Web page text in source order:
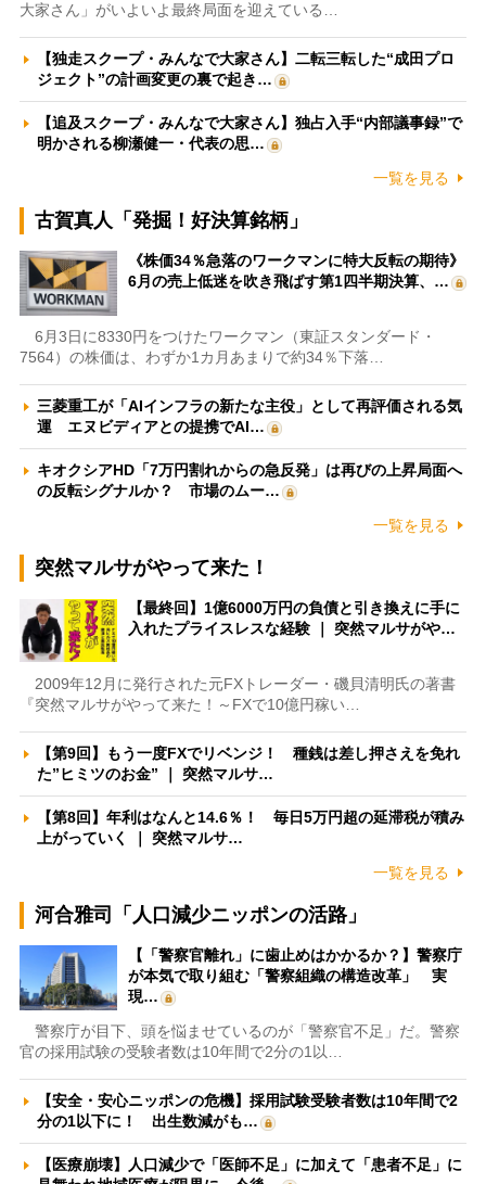
大家さん」がいよいよ最終局面を迎えている…
【独走スクープ・みんなで大家さん】二転三転した“成田プロ
ジェクト”の計画変更の裏で起き…
【追及スクープ・みんなで大家さん】独占入手“内部議事録”で
明かされる柳瀬健一・代表の思…
一覧を見る
古賀真人「発掘！好決算銘柄」
《株価34％急落のワークマンに特大反転の期待》
6月の売上低迷を吹き飛ばす第1四半期決算、…
6月3日に8330円をつけたワークマン（東証スタンダード・
7564）の株価は、わずか1カ月あまりで約34％下落…
三菱重工が「AIインフラの新たな主役」として再評価される気
運 エヌビディアとの提携でAI…
キオクシアHD「7万円割れからの急反発」は再びの上昇局面へ
の反転シグナルか？ 市場のムー…
一覧を見る
突然マルサがやって来た！
【最終回】1億6000万円の負債と引き換えに手に
入れたプライスレスな経験 ｜ 突然マルサがや…
2009年12月に発行された元FXトレーダー・磯貝清明氏の著書
『突然マルサがやって来た！～FXで10億円稼い…
【第9回】もう一度FXでリベンジ！ 種銭は差し押さえを免れ
た”ヒミツのお金” ｜ 突然マルサ…
【第8回】年利はなんと14.6％！ 毎日5万円超の延滞税が積み
上がっていく ｜ 突然マルサ…
一覧を見る
河合雅司「人口減少ニッポンの活路」
【「警察官離れ」に歯止めはかかるか？】警察庁
が本気で取り組む「警察組織の構造改革」 実
現…
警察庁が目下、頭を悩ませているのが「警察官不足」だ。警察
官の採用試験の受験者数は10年間で2分の1以…
【安全・安心ニッポンの危機】採用試験受験者数は10年間で2
分の1以下に！ 出生数減がも…
【医療崩壊】人口減少で「医師不足」に加えて「患者不足」に